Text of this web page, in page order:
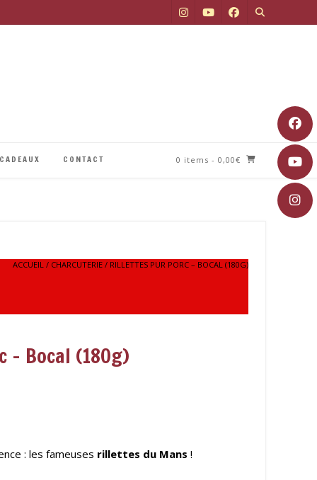
CONTACT 0 items - 0,00€
ACCUEIL / CHARCUTERIE / RILLETTES PUR PORC – BOCAL (180G)
Bocal (180g)
: les fameuses rillettes du Mans !